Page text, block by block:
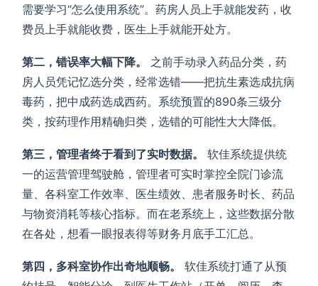
需要学习“怎么使用系统”。药房人员上手就能发药，收
费员上手就能收费，医生上手就能开处方。
第二，错误率大幅下降。
之前手动录入药品分类，药
房人员凭记忆选分类，经常选错——把抗生素选成抗病
毒药，把中成药选成西药。系统预置的890条三级分
类，按药理作用精确归类，选错的可能性大大降低。
第三，管理者终于看到了实时数据。
软佳系统提供统
一的运营管理驾驶舱，管理者可实时掌控全院门诊流
量、各科室工作效率、医生绩效、患者服务时长、药品
与物资消耗等核心指标。而在老系统上，这些数据分散
在各处，想看一眼报表得等财务月底手工汇总。
第四，多科室协作出奇地顺畅。
软佳系统打通了从预